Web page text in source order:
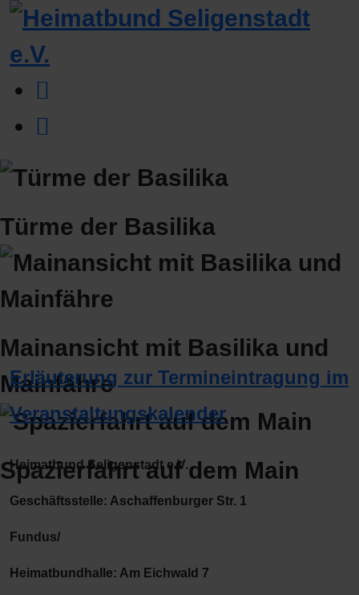
Türme der Basilika
Mainansicht mit Basilika und
Mainfähre
Spazierfahrt auf dem Main
Erläuterung zur Termineintragung im
Veranstaltungskalender
Heimatbund Seligenstadt e.V.
Geschäftsstelle: Aschaffenburger Str. 1
Fundus/
Heimatbundhalle: Am Eichwald 7